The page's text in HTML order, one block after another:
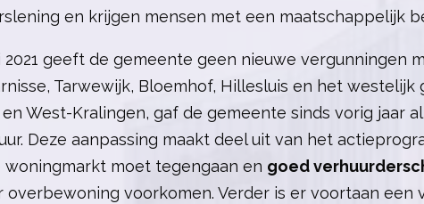
en krijgen mensen met een maatschappelijk
2021 geeft de gemeente geen nieuwe vergunningen
Tarwewijk, Bloemhof, Hillesluis en het
West-Kralingen, gaf de gemeente sinds vorig jaar
Deze aanpassing maakt deel uit van het
woningmarkt moet tegengaan en goed
overbewoning voorkomen. Verder is er voortaan